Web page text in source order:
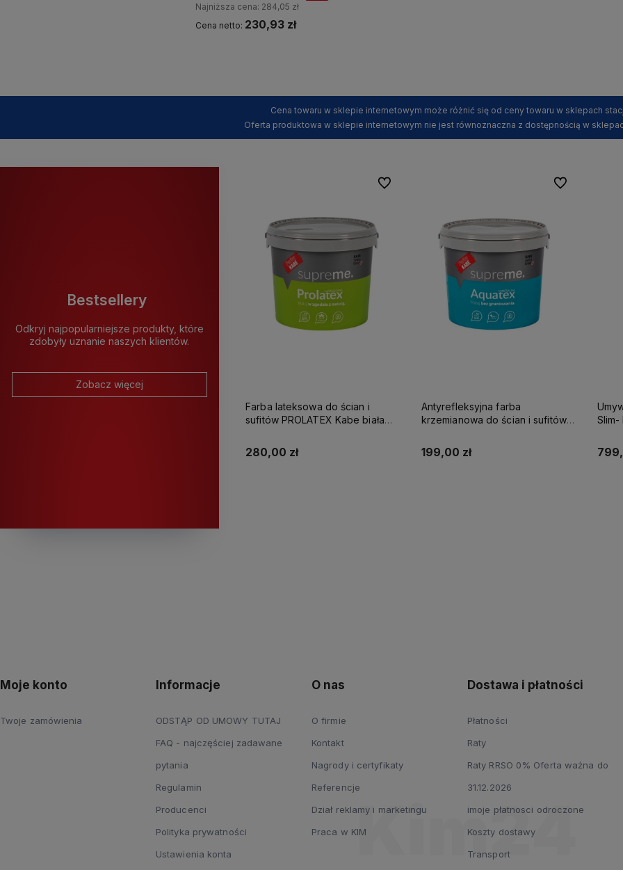
Najniższa cena: 284,05 zł
Cena netto: 230,93 zł
Cena towaru w sklepie internetowym może różnić się od ceny towaru w sklepach
Oferta produktowa w sklepie internetowym nie jest równoznaczna z dostępnością w
Bestsellery
Odkryj najpopularniejsze produkty, które
zdobyły uznanie naszych klientów.
Zobacz więcej
Farba lateksowa do ścian i
sufitów PROLATEX Kabe biała
280,00 zł
Do ulubionych
Antyrefleksyjna farba
krzemianowa do ścian i sufitów
BAZA A MAT
199,00 zł
Do ulubionych
Slim-
Moje konto
Twoje zamówienia
Informacje
ODSTĄP OD UMOWY TUTAJ
FAQ - najczęściej zadawane
pytania
Regulamin
Producenci
Polityka prywatności
Ustawienia konta
O nas
O firmie
Kontakt
Nagrody i certyfikaty
Referencje
Dział reklamy i marketingu
Praca w KIM
Dostawa i płatności
Płatności
Raty
Raty RRSO 0% Oferta ważna do
31.12.2026
imoje płatnosci odroczone
Koszty dostawy
Transport